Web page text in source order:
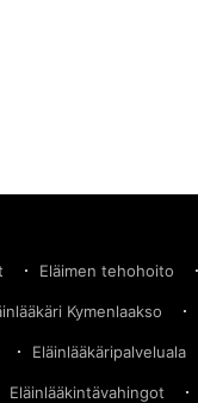
Eläimen tehohoito
Kymenlaakso
Eläinlääkäripalveluala
Eläinlääkintävahingot